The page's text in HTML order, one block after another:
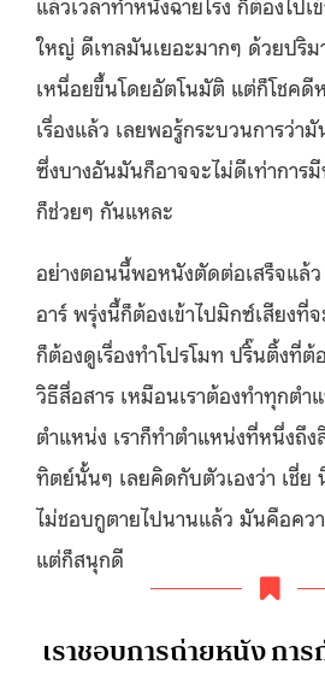
ใหญ่ ดีเทลมันเยอะมากๆ ด้วยปริ
เหนื่อยขึ้นโดยอัตโนมัติ แต่ก็โชคดี
เรื่องแล้ว เลยพอรู้กระบวนการว่า
ซึ่งบางอันมันก็อาจจะไม่ดีเท่าการ
ก็ช่วยๆ กันแหละ
อย่างตอนนี้พอหนังตัดต่อเสร็จแล้ว
อาร์ พรุ่งนี้ก็ต้องเข้าไปมิกซ์เสียงที่
ก็ต้องดูเรื่องทำโปรโมท ปริ๊นติ้งที่
วิธีสื่อสาร เหมือนเราต้องทำทุกต
ตำแหน่ง เราก็ทำตำแหน่งที่หนึ่งถึง
ทิตย์นั้นๆ เลยคิดกับตัวเองว่า เชี่ย
ไม่ชอบกูตายไปนานแล้ว มันคือคว
แต่ก็สนุกดี
เราชอบการถ่ายหนัง ก